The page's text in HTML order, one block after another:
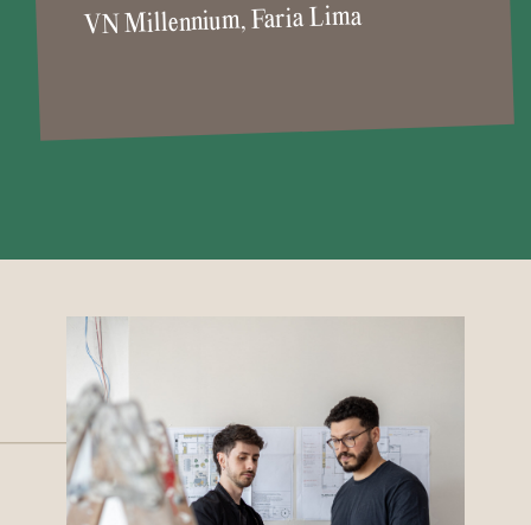
VN Millennium, Faria Lima